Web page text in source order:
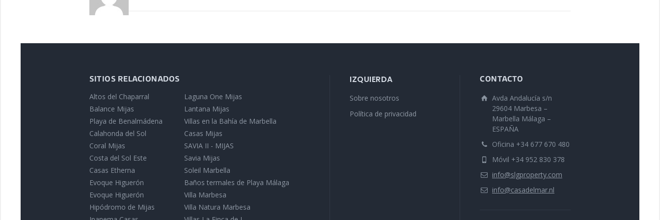
SITIOS RELACIONADOS
Altos del Chaparral
Balance Mijas
Playa de Benalmádena
Calahonda del Sol
Coral Mijas
Costa del Sol Este
Casas Etherna
Evoque Higuerón
Evoque Higuerón
Hipódromo de Mijas
Laguna One Mijas
Lantana Mijas
Villas en la Bahía de Marbella
Casas Mijas
SAVIA II - MIJAS
Savia Mijas
Soleil Marbella
Baños termales de Playa Málaga
Villa Marbesa
Villa Natura Marbesa
IZQUIERDA
Sobre nosotros
Política de privacidad
CONTACTO
Avda Andalucía s/n
29604 Marbesa –
Marbella Málaga –
ESPAÑA
Oficina +34 677 670 480
Móvil +34 952 830 378
info@slgproperty.com
info@casadelmar.nl